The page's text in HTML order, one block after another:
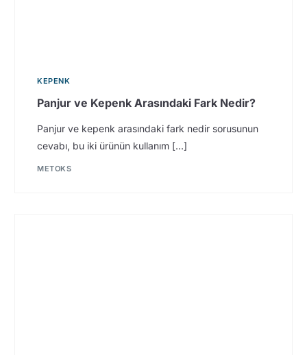
KEPENK
Panjur ve Kepenk Arasındaki Fark Nedir?
Panjur ve kepenk arasındaki fark nedir sorusunun
cevabı, bu iki ürünün kullanım […]
METOKS